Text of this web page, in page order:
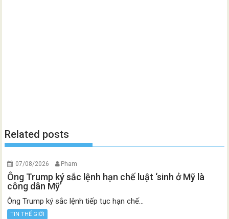
Related posts
07/08/2026 Pham
Ông Trump ký sắc lệnh hạn chế luật ‘sinh ở Mỹ là
công dân Mỹ’
Ông Trump ký sắc lệnh tiếp tục hạn chế...
TIN THẾ GIỚI